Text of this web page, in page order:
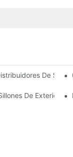
De
De Exterior